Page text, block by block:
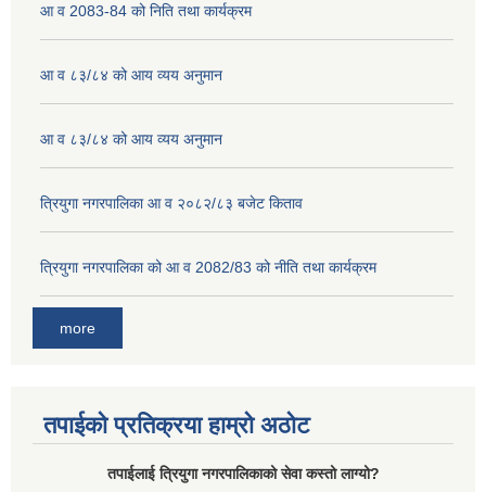
आ व 2083-84 को निति तथा कार्यक्रम
आ व ८३/८४ को आय व्यय अनुमान
आ व ८३/८४ को आय व्यय अनुमान
त्रियुगा नगरपालिका आ व २०८२/८३ बजेट किताव
त्रियुगा नगरपालिका को आ व 2082/83 को नीति तथा कार्यक्रम
more
तपाईको प्रतिक्रया हाम्रो अठोट
तपाईलाई त्रियुगा नगरपालिकाको सेवा कस्तो लाग्यो?